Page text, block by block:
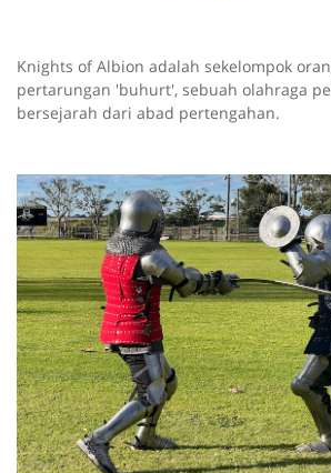
Knights of Albion adalah sekelompok
pertarungan 'buhurt', sebuah olahraga
bersejarah dari abad pertengahan.